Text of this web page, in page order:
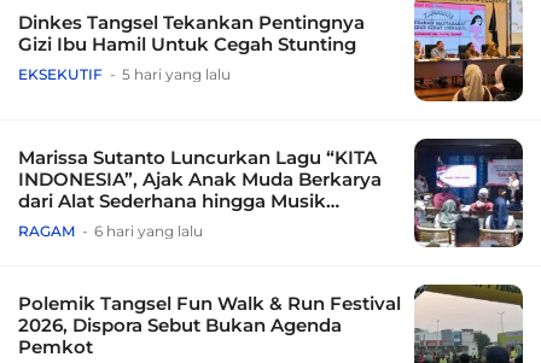
Dinkes Tangsel Tekankan Pentingnya
Gizi Ibu Hamil Untuk Cegah Stunting
EKSEKUTIF 5 hari yang lalu
Marissa Sutanto Luncurkan Lagu “KITA
INDONESIA”, Ajak Anak Muda Berkarya
dari Alat Sederhana hingga Musik
Tradisional
RAGAM 6 hari yang lalu
Polemik Tangsel Fun Walk & Run Festival
2026, Dispora Sebut Bukan Agenda
Pemkot